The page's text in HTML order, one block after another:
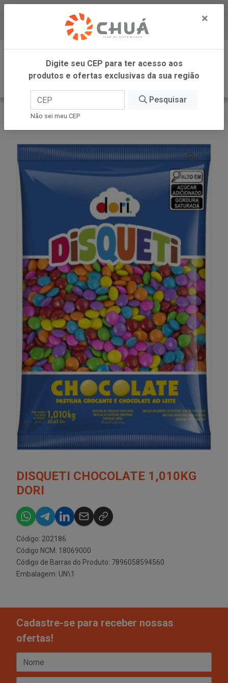
Baixe já nosso APP
0
INÍCIO
DORI - ATACADO
DISQUETI CHOCOLATE 1,010KG
DORI
Código: 202186
Código NCM: 18069000
Código de Barras do Produto: 7896058594560
Embalagem: UN\1
Cadastre-se para receber nossas
ofertas!
×
Digite seu CEP para ter acesso aos
produtos e ofertas exclusivas da sua região
Pesquisar
Não sei meu CEP